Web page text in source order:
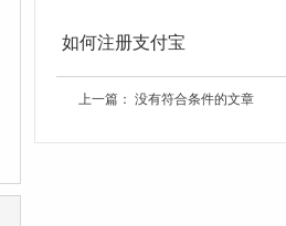
如何注册支付宝
上一篇： 没有符合条件的文章